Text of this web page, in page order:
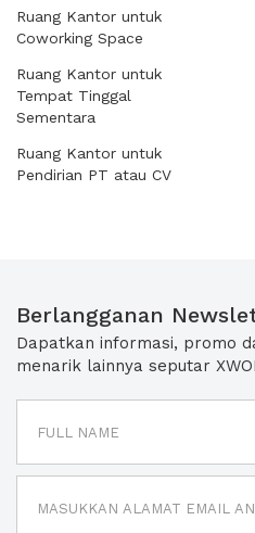
Ruang Kantor untuk
Coworking Space
Ruang Kantor untuk
Tempat Tinggal
Sementara
Ruang Kantor untuk
Pendirian PT atau CV
Berlangganan
Dapatkan informasi, promo
menarik lainnya seputar